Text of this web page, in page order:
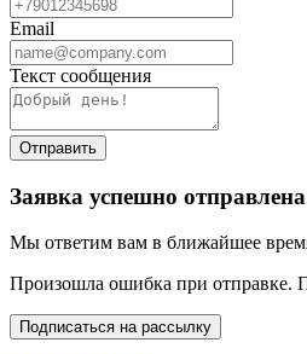
Email
Текст сообщения
Отправить
Заявка успешно отправлена
Мы ответим вам в ближайшее
Произошла ошибка при отправке.
Подписаться на рассылку